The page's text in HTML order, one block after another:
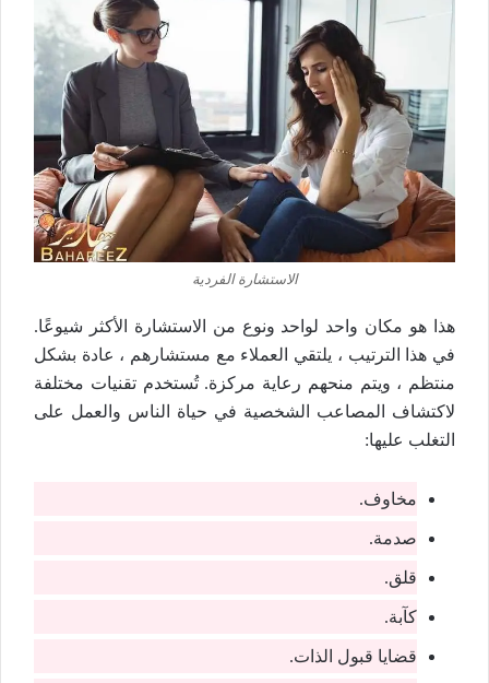
الاستشارة الفردية
هذا هو مكان واحد لواحد ونوع من الاستشارة الأكثر شيوعًا.
في هذا الترتيب ، يلتقي العملاء مع مستشارهم ، عادة بشكل
منتظم ، ويتم منحهم رعاية مركزة. تُستخدم تقنيات مختلفة
لاكتشاف المصاعب الشخصية في حياة الناس والعمل على
التغلب عليها:
مخاوف.
صدمة.
قلق.
كآبة.
قضايا قبول الذات.